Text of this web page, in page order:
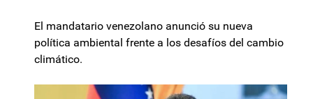
El mandatario venezolano anunció su nueva
política ambiental frente a los desafíos del cambio
climático.